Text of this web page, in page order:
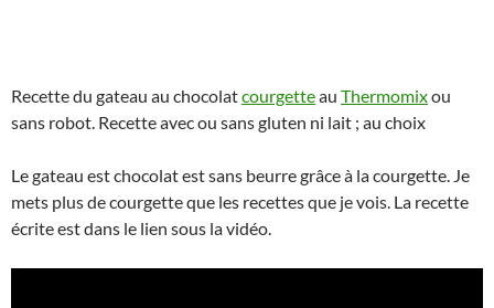
Recette du gateau au chocolatcourgetteau Thermomixou
sans robot. Recette avec ou sans gluten ni lait ; au choix
Le gateau est chocolat est sans beurre grâce à la courgette. Je
mets plus de courgette que les recettes que je vois. La recette
écrite est dans le lien sous la vidéo.